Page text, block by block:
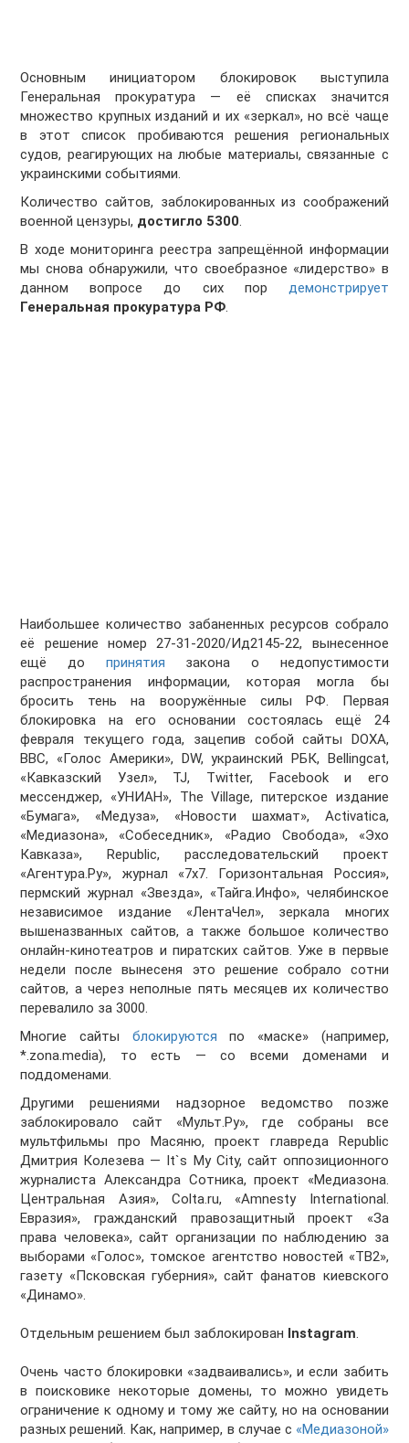
Основным инициатором блокировок выступила
Генеральная прокуратура — её списках значится
множество крупных изданий и их «зеркал», но всё чаще
в этот список пробиваются решения региональных
судов, реагирующих на любые материалы, связанные с
украинскими событиями.
Количество сайтов, заблокированных из соображений
военной цензуры, достигло 5300.
В ходе мониторинга реестра запрещённой информации
мы снова обнаружили, что своебразное «лидерство» в
данном вопросе до сих пор демонстрирует
Генеральная прокуратура РФ.
Наибольшее количество забаненных ресурсов собрало
её решение номер 27-31-2020/Ид2145-22, вынесенное
ещё до принятия закона о недопустимости
распространения информации, которая могла бы
бросить тень на вооружённые силы РФ. Первая
блокировка на его основании состоялась ещё 24
февраля текущего года, зацепив собой сайты DOXA,
BBC, «Голос Америки», DW, украинский РБК, Bellingcat,
«Кавказский Узел», TJ, Twitter, Facebook и его
мессенджер, «УНИАН», The Village, питерское издание
«Бумага», «Медуза», «Новости шахмат», Activatica,
«Медиазона», «Собеседник», «Радио Свобода», «Эхо
Кавказа», Republic, расследовательский проект
«Агентура.Ру», журнал «7x7. Горизонтальная Россия»,
пермский журнал «Звезда», «Тайга.Инфо», челябинское
независимое издание «ЛентаЧел», зеркала многих
вышеназванных сайтов, а также большое количество
онлайн-кинотеатров и пиратских сайтов. Уже в первые
недели после вынесеня это решение собрало сотни
сайтов, а через неполные пять месяцев их количество
перевалило за 3000.
Многие сайты блокируются по «маске» (например,
*.zona.media), то есть — со всеми доменами и
поддоменами.
Другими решениями надзорное ведомство позже
заблокировало сайт «Мульт.Ру», где собраны все
мультфильмы про Масяню, проект главреда Republic
Дмитрия Колезева — It`s My City, сайт оппозиционного
журналиста Александра Сотника, проект «Медиазона.
Центральная Азия», Colta.ru, «Amnesty International.
Евразия», гражданский правозащитный проект «За
права человека», сайт организации по наблюдению за
выборами «Голос», томское агентство новостей «ТВ2»,
газету «Псковская губерния», сайт фанатов киевского
«Динамо».
Отдельным решением был заблокирован Instagram.
Очень часто блокировки «задваивались», и если забить
в поисковике некоторые домены, то можно увидеть
ограничение к одному и тому же сайту, но на основании
разных решений. Как, например, в случае с «Медиазоной»